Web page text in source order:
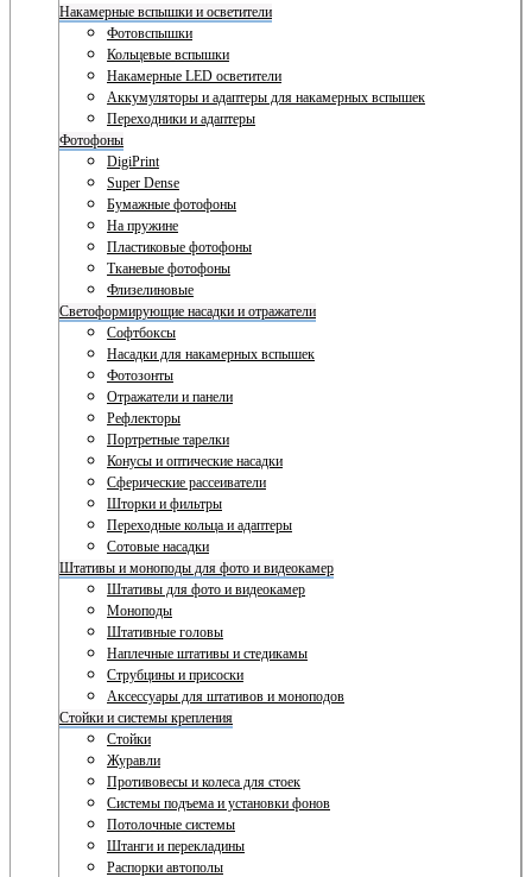
Накамерные вспышки и осветители
Фотовспышки
Кольцевые вспышки
Накамерные LED осветители
Аккумуляторы и адаптеры для накамерных вспышек
Переходники и адаптеры
Фотофоны
DigiPrint
Super Dense
Бумажные фотофоны
На пружине
Пластиковые фотофоны
Тканевые фотофоны
Флизелиновые
Светоформирующие насадки и отражатели
Софтбоксы
Насадки для накамерных вспышек
Фотозонты
Отражатели и панели
Рефлекторы
Портретные тарелки
Конусы и оптические насадки
Сферические рассеиватели
Шторки и фильтры
Переходные кольца и адаптеры
Сотовые насадки
Штативы и моноподы для фото и видеокамер
Штативы для фото и видеокамер
Моноподы
Штативные головы
Наплечные штативы и стедикамы
Струбцины и присоски
Аксессуары для штативов и моноподов
Стойки и системы крепления
Стойки
Журавли
Противовесы и колеса для стоек
Системы подъема и установки фонов
Потолочные системы
Штанги и перекладины
Распорки автополы